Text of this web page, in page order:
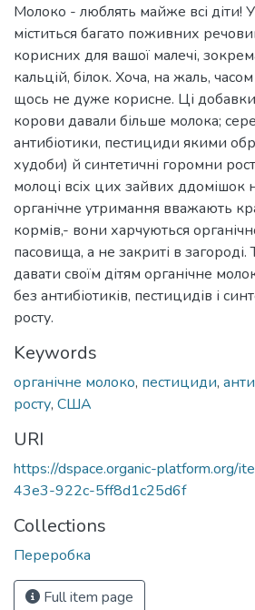
Молоко - люблять майже всі діти!
міститься багато поживних
корисних для вашої малечі,
кальцій, білок. Хоча, на жаль,
щось не дуже корисне. Ці
корови давали більше молока;
антибіотики, пестициди якими
худоби) й синтетичні горомни
молоці всіх цих зайвих ддомішок
органічне утримання вважають
кормів,- вони харчуються
пасовища, а не закриті в
давати своїм дітям органічне
без антибіотиків, пестицидів і
росту.
Keywords
органічне молоко, пестициди,
росту, США
URI
https://dspace.organic-platform.org/
43e3-922c-5ff8d1c25d6f
Collections
Переробка
Full item page